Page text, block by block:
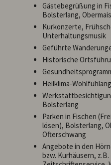
Gästebegrüßung in
Bolsterlang,
Kurkonzerte,
Unterhaltungsmusik
Geführte
Historische
Heilklima-
Bolsterlang
Parken in Fischen
lösen), Bolsterlang,
Ofterschwang
Angebote in den
bzw. Kurhäusern,